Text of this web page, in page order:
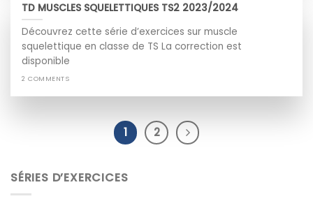
SÉRIES D’EXERCICES
TD MUSCLES SQUELETTIQUES TS2 2023/2024
Découvrez cette série d’exercices sur muscle
squelettique en classe de TS La correction est
disponible
2 COMMENTS
1 2